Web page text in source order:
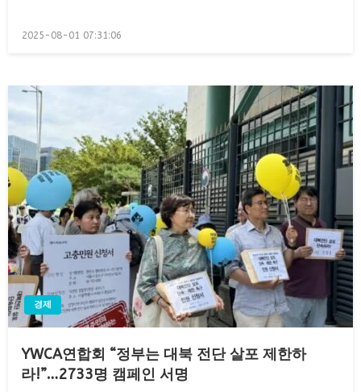
Posted
2025-08-01 07:31:06
경제
YWCA연합회 “정부는 대북 전단 살포 제한하
라!”…2733명 캠페인 서명